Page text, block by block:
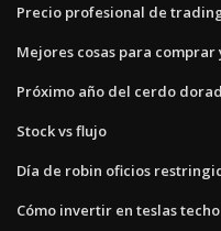
Precio profesional de
Mejores cosas para
Próximo año del cerdo
Stock vs flujo
Día de robin oficios
Cómo invertir en teslas